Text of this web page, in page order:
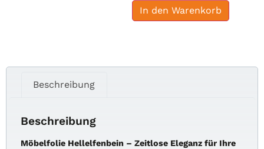
In den Warenkorb
Beschreibung
Beschreibung
Möbelfolie Hellelfenbein – Zeitlose Eleganz für Ihre